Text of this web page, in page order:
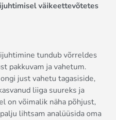
väikeettevõtetes
tundub võrreldes
pakkuvam ja vahetum.
just vahetu tagasiside,
liiga suureks ja
on võimalik näha põhjust,
lihtsam analüüsida oma